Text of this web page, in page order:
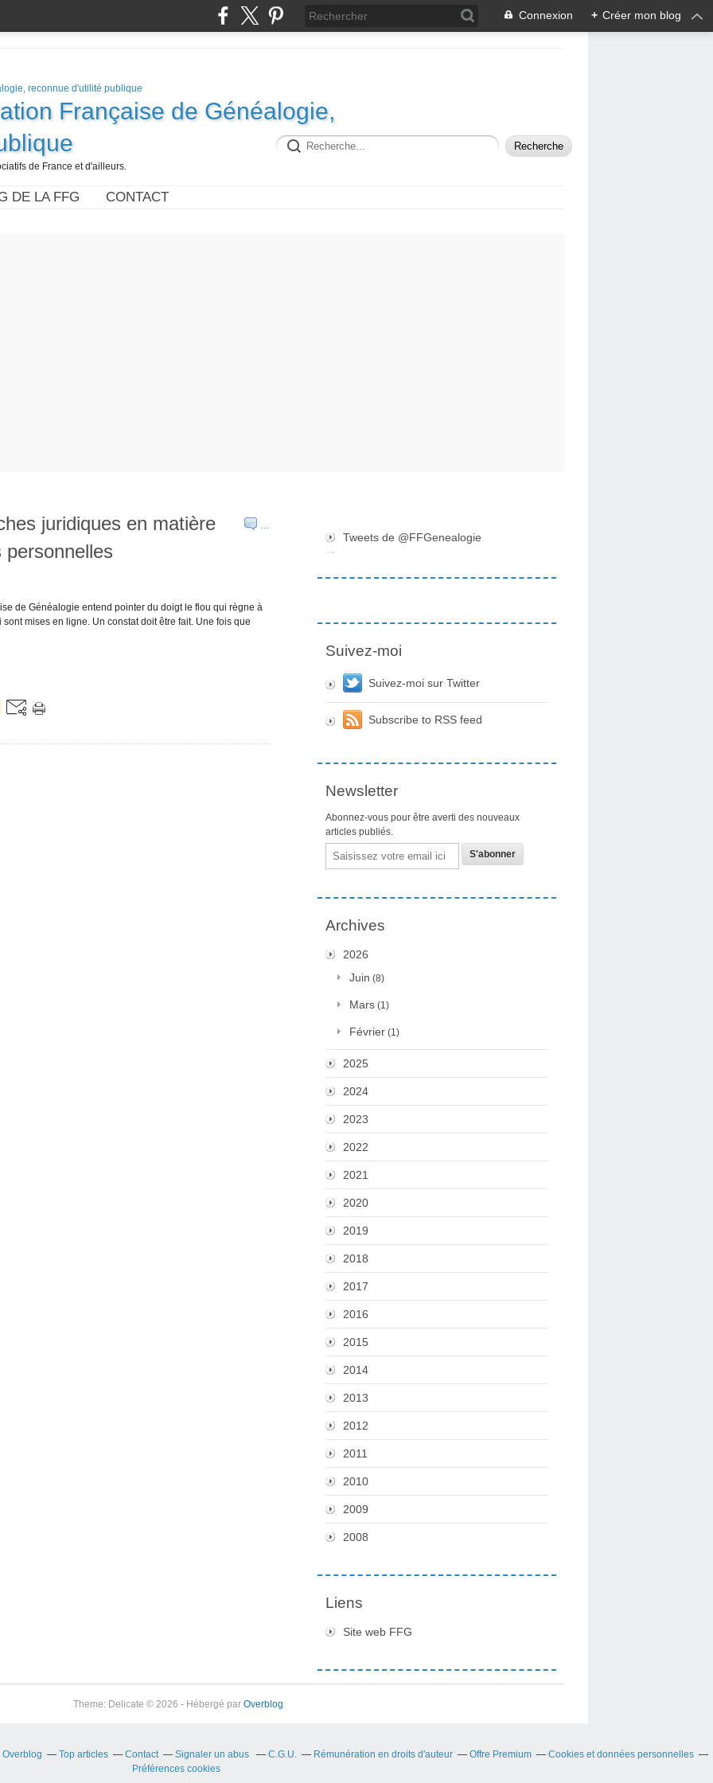
Connexion + Créer mon blog
Française de Généalogie,
de France et d'ailleurs.
DE LA FFG CONTACT
…
juridiques en matière
personnelles
de Généalogie entend pointer du doigt le flou qui règne à
mises en ligne. Un constat doit être fait. Une fois que
Tweets de @FFGenealogie
Suivez-moi
Suivez-moi sur Twitter
Subscribe to RSS feed
Newsletter
Abonnez-vous pour être averti des nouveaux
articles publiés.
Email
Archives
2026
Juin (8)
Mars (1)
Février (1)
2025
2024
2023
2022
2021
2020
2019
2018
2017
2016
2015
2014
2013
2012
2011
2010
2009
2008
Liens
Site web FFG
Theme: Delicate © 2026 - Hébergé par Overblog
Top articles Contact Signaler un abus C.G.U. Rémunération en droits d'auteur Offre Premium
Cookies et données personnelles
Préférences cookies